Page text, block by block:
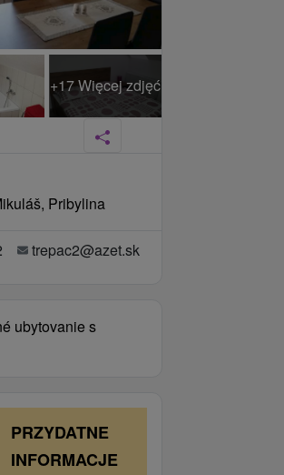
+17 Więcej zdjęć
Pribylina
trepac2@azet.sk
ubytovanie s
PRZYDATNE
INFORMACJE